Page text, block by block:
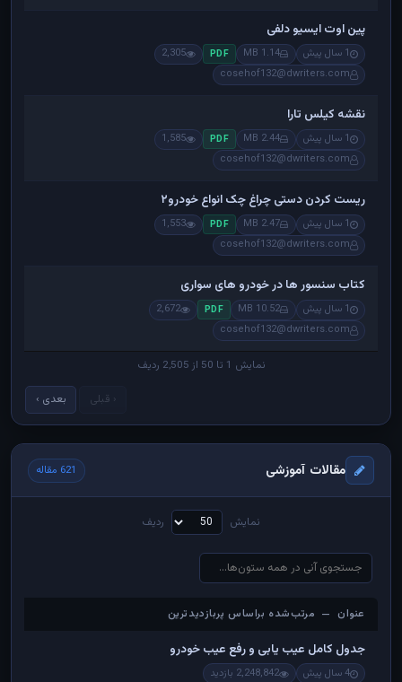
پین اوت ایسیو دلفی
1 سال پیش 1.14 MB
PDF
2,305
cosehof132@dwriters.com
نقشه کیلس تارا
1 سال پیش 2.44 MB
PDF
1,585
cosehof132@dwriters.com
ریست کردن دستی چراغ چک انواع خودرو۲
1 سال پیش 2.47 MB
PDF
1,553
cosehof132@dwriters.com
کتاب سنسور ها در خودرو های سواری
1 سال پیش 10.52 MB
PDF
2,672
cosehof132@dwriters.com
نمایش 1 تا 50 از 2,505 ردیف
‹ قبلی بعدی ›
مقالات آموزشی 621 مقاله
نمایش ردیف
عنوان — مرتب‌شده براساس پربازدیدترین
عنوان — مرتب‌شده براساس پربازدیدترین
جدول کامل عیب یابی و رفع عیب خودرو
4 سال پیش 2,248,842 بازدید